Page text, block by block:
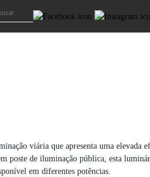
viária que apresenta uma elevada
poste de iluminação pública, esta
em diferentes potências.